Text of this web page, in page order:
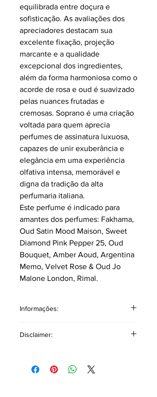
equilibrada entre doçura e
sofisticação. As avaliações dos
apreciadores destacam sua
excelente fixação, projeção
marcante e a qualidade
excepcional dos ingredientes,
além da forma harmoniosa como o
acorde de rosa e oud é suavizado
pelas nuances frutadas e
cremosas. Soprano é uma criação
voltada para quem aprecia
perfumes de assinatura luxuosa,
capazes de unir exuberância e
elegância em uma experiência
olfativa intensa, memorável e
digna da tradição da alta
perfumaria italiana.
Este perfume é indicado para
amantes dos perfumes: Fakhama,
Oud Satin Mood Maison, Sweet
Diamond Pink Pepper 25, Oud
Bouquet, Amber Aoud, Argentina
Memo, Velvet Rose & Oud Jo
Malone London, Rimal.
Informações:
Pirâmide Olfativa
Notas corpo: Rosa Búlgara, Leite,
Disclaimer:
marcas têm como único objetivo
auxiliar na descrição olfativa,